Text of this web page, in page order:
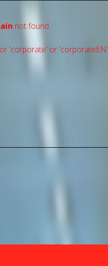
not found.
'сorporate' or 'corporateEN'